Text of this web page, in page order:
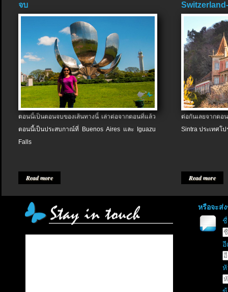
จบ
ตอนนี้เป็นตอนจบของเส้นทางนี้ เล่าต่อจากตอนที่แล้ว
ตอนนี้เป็นประสบกาณ์ที่ Buenos Aires และ Iguazu
Falls
Read more
ต่อกันเลยจากต
Sintra ประเทศโป
Read more
หรือจะส่
อี
หั